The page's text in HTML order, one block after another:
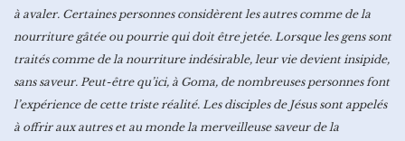
à avaler. Certaines personnes considèrent les autres comme de la
nourriture gâtée ou pourrie qui doit être jetée. Lorsque les gens sont
traités comme de la nourriture indésirable, leur vie devient insipide,
sans saveur. Peut-être qu’ici, à Goma, de nombreuses personnes font
l’expérience de cette triste réalité. Les disciples de Jésus sont appelés
à offrir aux autres et au monde la merveilleuse saveur de la